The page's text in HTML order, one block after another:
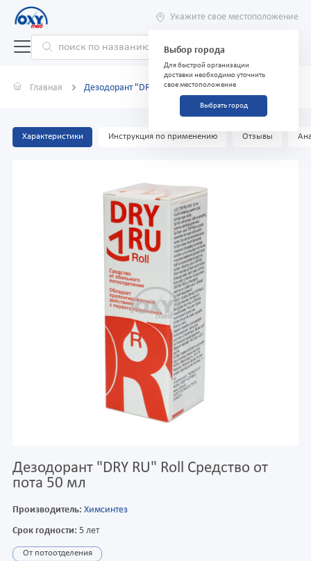
Укажите свое местоположение
Выбор города
Для быстрой организации
доставки необходимо уточнить
свое местоположение
Выбрать город
Главная Дезодорант "DRY RU" Roll Средство от пота 50 мл
Характеристики Инструкция по применению Отзывы
Дезодорант "DRY RU" Roll Средство от
пота 50 мл
Производитель: Химсинтез
Срок годности: 5 лет
От потоотделения